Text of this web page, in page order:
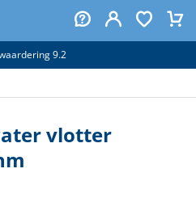
9.2
vlotter